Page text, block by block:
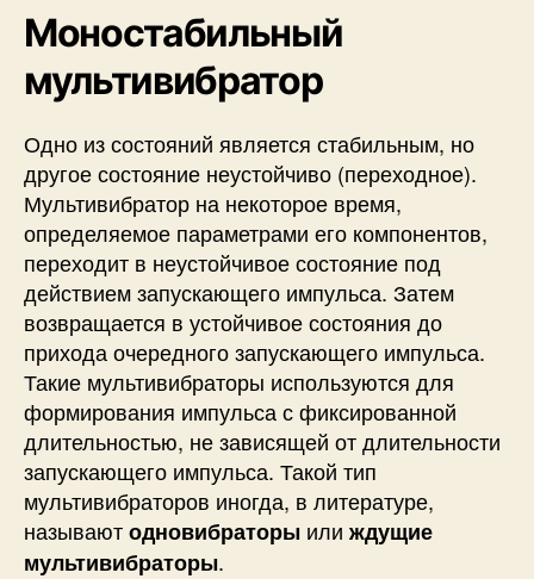
Моностабильный
мультивибратор
Одно из состояний является стабильным, но
другое состояние неустойчиво (переходное).
Мультивибратор на некоторое время,
определяемое параметрами его компонентов,
переходит в неустойчивое состояние под
действием запускающего импульса. Затем
возвращается в устойчивое состояния до
прихода очередного запускающего импульса.
Такие мультивибраторы используются для
формирования импульса с фиксированной
длительностью, не зависящей от длительности
запускающего импульса. Такой тип
мультивибраторов иногда, в литературе,
называютодновибраторы или ждущие
мультивибраторы.